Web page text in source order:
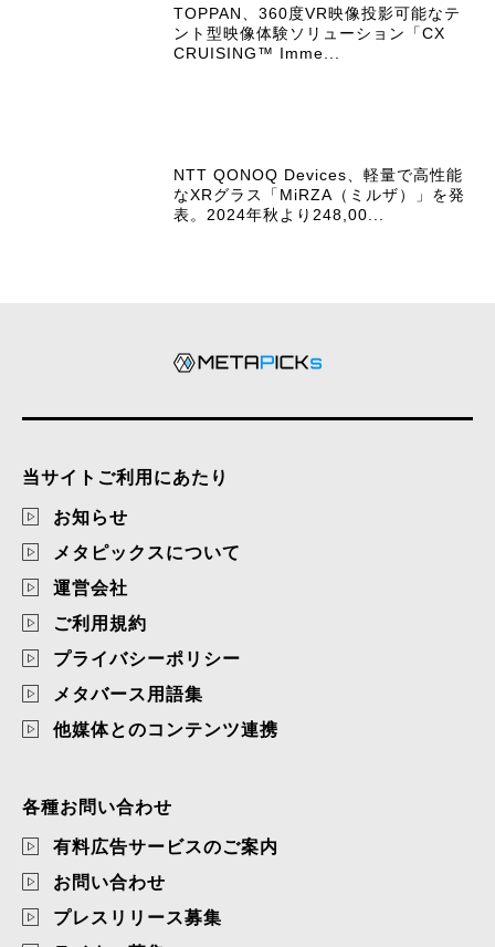
TOPPAN、360度VR映像投影可能なテ
ント型映像体験ソリューション「CX
CRUISING™ Imme...
NTT QONOQ Devices、軽量で高性能
なXRグラス「MiRZA（ミルザ）」を発
表。2024年秋より248,00...
当サイトご利用にあたり
お知らせ
メタピックスについて
運営会社
ご利用規約
プライバシーポリシー
メタバース用語集
他媒体とのコンテンツ連携
各種お問い合わせ
有料広告サービスのご案内
お問い合わせ
プレスリリース募集